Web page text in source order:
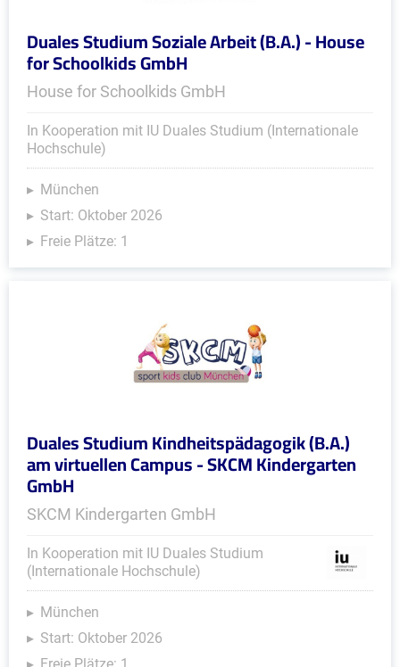
Duales Studium Soziale Arbeit (B.A.) - House
for Schoolkids GmbH
House for Schoolkids GmbH
In Kooperation mit IU Duales Studium (Internationale
Hochschule)
München
Start: Oktober 2026
Freie Plätze: 1
Duales Studium Kindheitspädagogik (B.A.)
am virtuellen Campus - SKCM Kindergarten
GmbH
SKCM Kindergarten GmbH
In Kooperation mit IU Duales Studium
(Internationale Hochschule)
München
Start: Oktober 2026